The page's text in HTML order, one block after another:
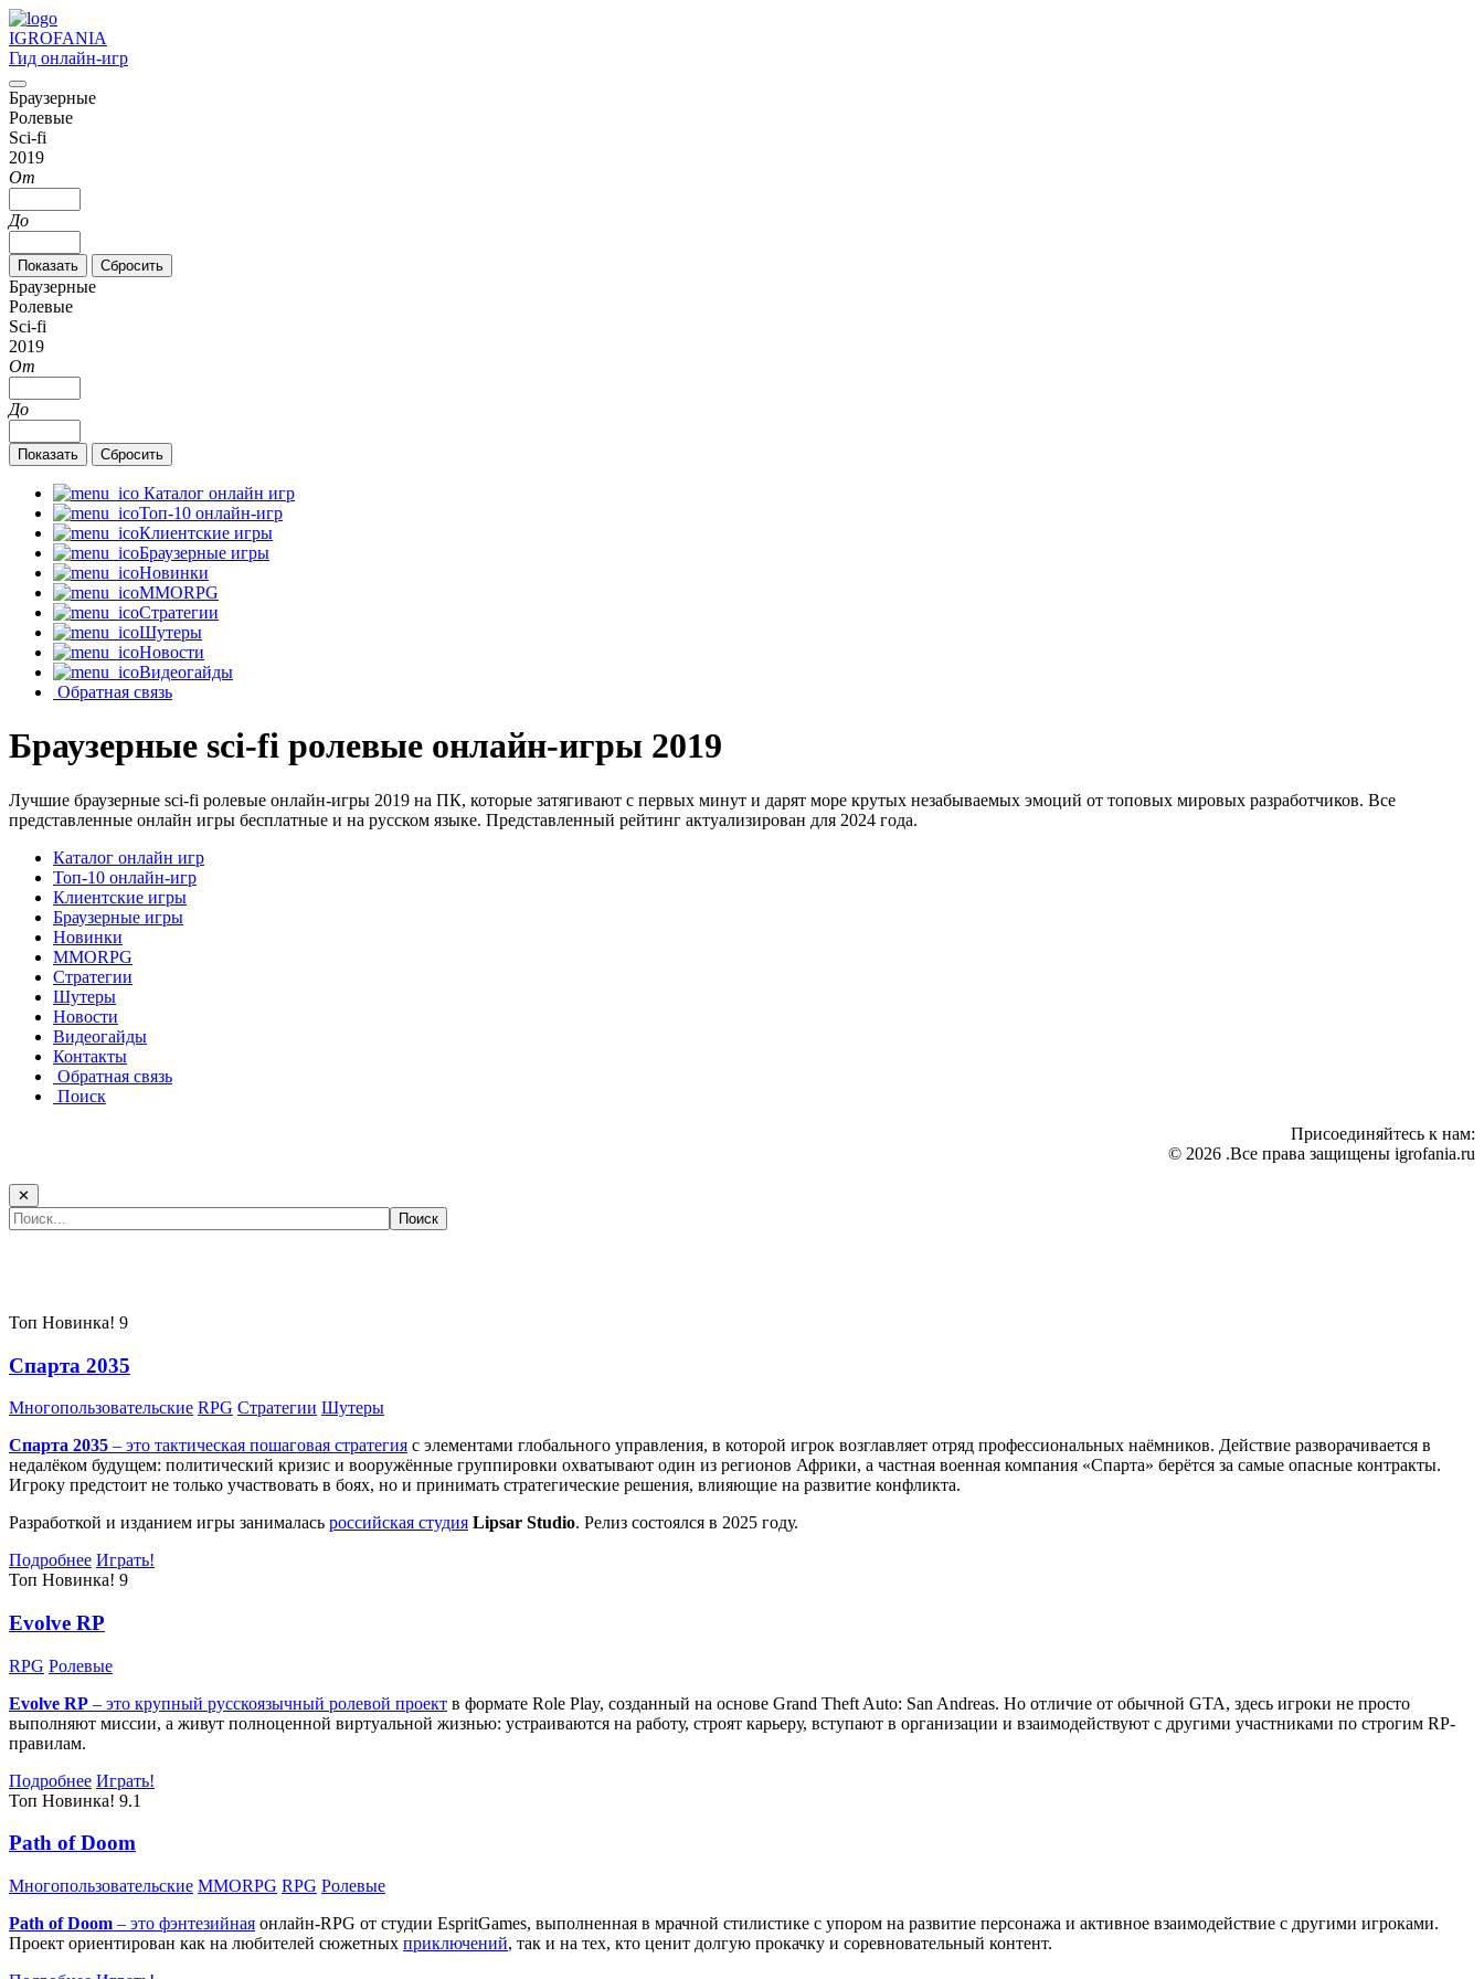
IGROFANIA
Гид онлайн-игр
Браузерные
Ролевые
Sci-fi
2019
От
До
Браузерные
Ролевые
Sci-fi
2019
От
До
Каталог онлайн игр
Топ-10 онлайн-игр
Клиентские игры
Браузерные игры
Новинки
MMORPG
Стратегии
Шутеры
Новости
Видеогайды
Обратная связь
Браузерные sci-fi ролевые онлайн-игры 2019
Лучшие браузерные sci-fi ролевые онлайн-игры 2019 на ПК, которые затягивают с первых минут и дарят море крутых незабываемых эмоций от топовых мировых разработчиков. Все
представленные онлайн игры бесплатные и на русском языке. Представленный рейтинг актуализирован для 2024 года.
Каталог онлайн игр
Топ-10 онлайн-игр
Клиентские игры
Браузерные игры
Новинки
MMORPG
Стратегии
Шутеры
Новости
Видеогайды
Контакты
Обратная связь
Поиск
Присоединяйтесь к нам:
© 2026 .Все права защищены igrofania.ru
✕
Топ Новинка! 9
Спарта 2035
Многопользовательские RPG Стратегии Шутеры
Спарта 2035 – это тактическая пошаговая стратегия с элементами глобального управления, в которой игрок возглавляет отряд профессиональных наёмников. Действие разворачивается в
недалёком будущем: политический кризис и вооружённые группировки охватывают один из регионов Африки, а частная военная компания «Спарта» берётся за самые опасные контракты.
Игроку предстоит не только участвовать в боях, но и принимать стратегические решения, влияющие на развитие конфликта.
Разработкой и изданием игры занималась российская студия Lipsar Studio. Релиз состоялся в 2025 году.
Подробнее Играть!
Топ Новинка! 9
Evolve RP
RPG Ролевые
Evolve RP – это крупный русскоязычный ролевой проект в формате Role Play, созданный на основе Grand Theft Auto: San Andreas. Но отличие от обычной GTA, здесь игроки не просто
выполняют миссии, а живут полноценной виртуальной жизнью: устраиваются на работу, строят карьеру, вступают в организации и взаимодействуют с другими участниками по строгим RP-
правилам.
Подробнее Играть!
Топ Новинка! 9.1
Path of Doom
Многопользовательские MMORPG RPG Ролевые
Path of Doom – это фэнтезийная онлайн-RPG от студии EspritGames, выполненная в мрачной стилистике с упором на развитие персонажа и активное взаимодействие с другими игроками.
Проект ориентирован как на любителей сюжетных приключений, так и на тех, кто ценит долгую прокачку и соревновательный контент.